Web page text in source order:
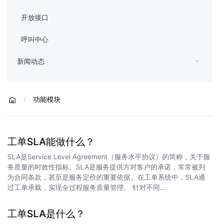
开放接口
呼叫中心
新闻动态
/ 功能模块
工单SLA能做什么？
SLA是Service Level Agreement（服务水平协议）的简称，关于服
务质量的时效性指标。SLA是服务提供方对客户的承诺，常常被列
为合同条款，甚至是服务定价的重要依据。在工单系统中，SLA通
过工单承载，实现全过程服务质量管理。 针对不同...
工单SLA是什么？